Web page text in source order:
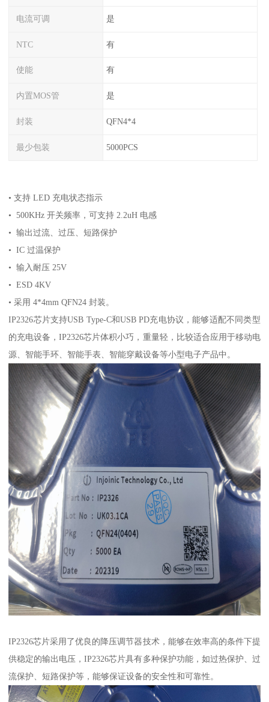
电流可调 是
NTC 有
使能 有
内置MOS管 是
封装 QFN4*4
最少包装 5000PCS
• 支持 LED 充电状态指示
• 500KHz 开关频率，可支持 2.2uH 电感
• 输出过流、过压、短路保护
• IC 过温保护
• 输入耐压 25V
• ESD 4KV
• 采用 4*4mm QFN24 封装。
IP2326芯片支持USB Type-C和USB PD充电协议，能够适配不同类型
的充电设备，IP2326芯片体积小巧，重量轻，比较适合应用于移动电
源、智能手环、智能手表、智能穿戴设备等小型电子产品中。
IP2326芯片采用了优良的降压调节器技术，能够在效率高的条件下提
供稳定的输出电压，IP2326芯片具有多种保护功能，如过热保护、过
流保护、短路保护等，能够保证设备的安全性和可靠性。